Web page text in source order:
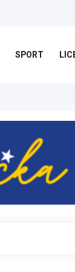
SPORT